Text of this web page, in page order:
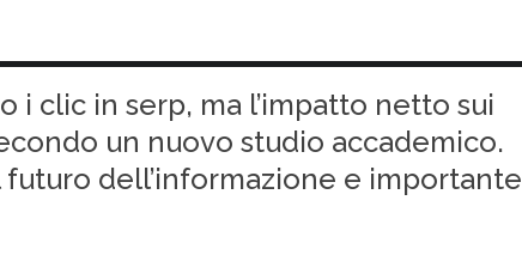
i clic in serp, ma l’impatto netto sui
un nuovo studio accademico.
futuro dell’informazione e importante